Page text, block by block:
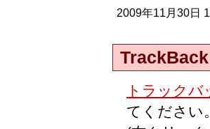
2009年11月30日
TrackBack
トラックバ
てください